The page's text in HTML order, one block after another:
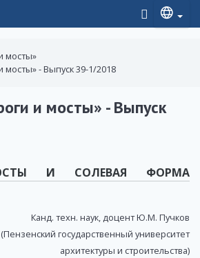
мосты»
мосты» - Выпуск 39-1/2018
и мосты» - Выпуск
И СОЛЕВАЯ ФОРМА
Канд. техн. наук, доцент Ю.М. Пучков
(Пензенский государственный университет
архитектуры и строительства)